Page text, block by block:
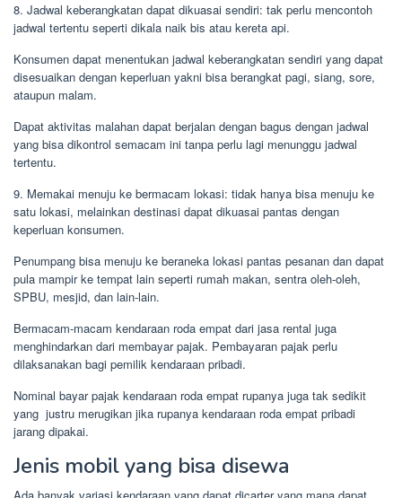
8. Jadwal keberangkatan dapat dikuasai sendiri: tak perlu mencontoh
jadwal tertentu seperti dikala naik bis atau kereta api.
Konsumen dapat menentukan jadwal keberangkatan sendiri yang dapat
disesuaikan dengan keperluan yakni bisa berangkat pagi, siang, sore,
ataupun malam.
Dapat aktivitas malahan dapat berjalan dengan bagus dengan jadwal
yang bisa dikontrol semacam ini tanpa perlu lagi menunggu jadwal
tertentu.
9. Memakai menuju ke bermacam lokasi: tidak hanya bisa menuju ke
satu lokasi, melainkan destinasi dapat dikuasai pantas dengan
keperluan konsumen.
Penumpang bisa menuju ke beraneka lokasi pantas pesanan dan dapat
pula mampir ke tempat lain seperti rumah makan, sentra oleh-oleh,
SPBU, mesjid, dan lain-lain.
Bermacam-macam kendaraan roda empat dari jasa rental juga
menghindarkan dari membayar pajak. Pembayaran pajak perlu
dilaksanakan bagi pemilik kendaraan pribadi.
Nominal bayar pajak kendaraan roda empat rupanya juga tak sedikit
yang justru merugikan jika rupanya kendaraan roda empat pribadi
jarang dipakai.
Jenis mobil yang bisa disewa